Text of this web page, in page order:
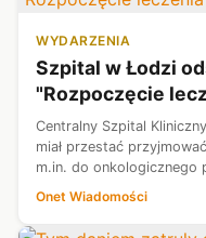
WYDARZENIA
Szpital w Łodzi
"Rozpoczęcie
Centralny Szpital
miał przestać
m.in. do onkologicznego
być brak pieniędzy —
Onet Wiadomości